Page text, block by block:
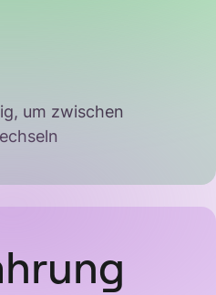
um zwischen